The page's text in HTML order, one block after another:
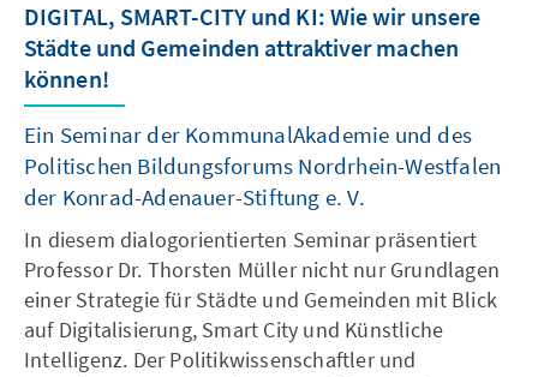
DIGITAL, SMART-CITY und KI: Wie wir unsere
Städte und Gemeinden attraktiver machen
können!
Ein Seminar der KommunalAkademie und des
Politischen Bildungsforums Nordrhein-Westfalen
der Konrad-Adenauer-Stiftung e. V.
In diesem dialogorientierten Seminar präsentiert
Professor Dr. Thorsten Müller nicht nur Grundlagen
einer Strategie für Städte und Gemeinden mit Blick
auf Digitalisierung, Smart City und Künstliche
Intelligenz. Der Politikwissenschaftler und